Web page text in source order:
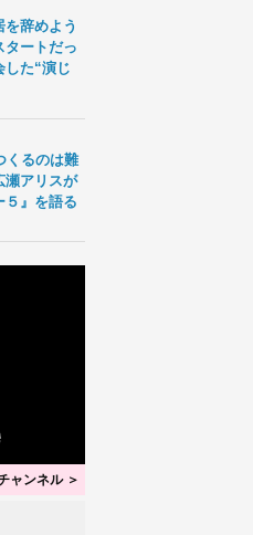
辞めよう
タートだっ
た“演じ
くるのは難
アリスが
５』を語る
ャンネル ＞